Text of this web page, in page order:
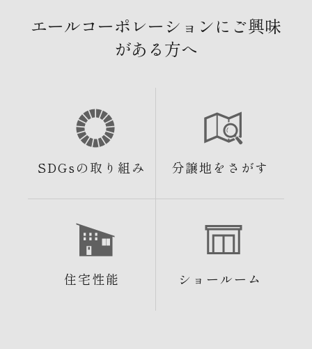
エールコーポレーションにご興味
がある方へ
SDGsの取り組み 分譲地をさがす
住宅性能 ショールーム